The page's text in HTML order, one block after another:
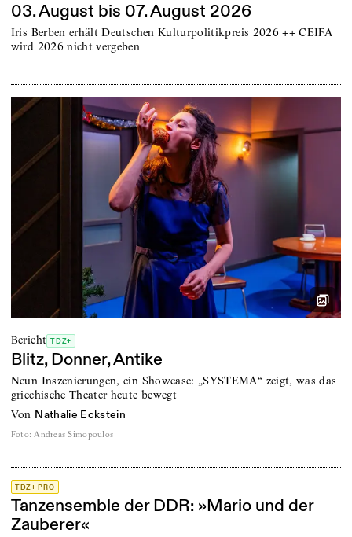
03. August bis 07. August 2026
Iris Berben erhält Deutschen Kulturpolitikpreis 2026 ++ CEIFA
wird 2026 nicht vergeben
Bericht TDZ+
Blitz, Donner, Antike
Neun Inszenierungen, ein Showcase: „SYSTEMA“ zeigt, was das
griechische Theater heute bewegt
von Nathalie Eckstein
Foto: Andreas Simopoulos
TDZ+ PRO
Tanzensemble der DDR: »Mario und der
Zauberer«